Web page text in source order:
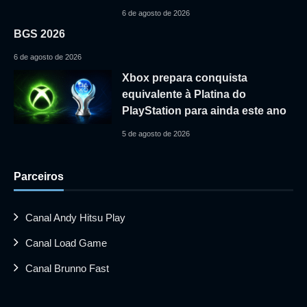
6 de agosto de 2026
BGS 2026
6 de agosto de 2026
Xbox prepara conquista
equivalente à Platina do
PlayStation para ainda este ano
5 de agosto de 2026
Parceiros
Canal Andy Hitsu Play
Canal Load Game
Canal Brunno Fast